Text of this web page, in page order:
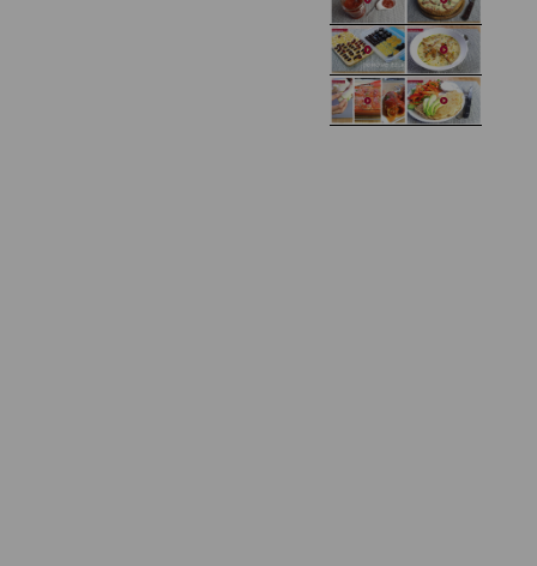
Domowy ketchup (bez
cukru)
Tarta francuska z
cebulą i pomidorem
Domowe żelki
Zupa kurkowa z
selerem i pietruszką